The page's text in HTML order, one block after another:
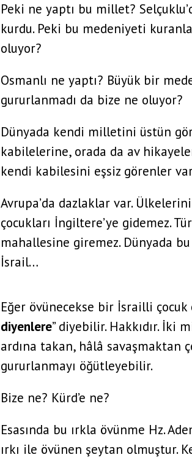
Peki ne yaptı bu millet?
kurdu. Peki bu medeniyeti
oluyor?
Osmanlı ne yaptı? Büyük bir
gururlanmadı da bize ne oluyor?
Dünyada kendi milletini üstün
kabilelerine, orada da av
kendi kabilesini eşsiz görenler
Avrupa’da dazlaklar var.
çocukları İngiltere’ye gidemez.
mahallesine giremez. Dünyada
İsrail…
Eğer övünecekse bir İsrailli
diyenlere” diyebilir. Hakkıdır. İki
ardına takan, hâlâ savaşmaktan
gururlanmayı öğütleyebilir.
Bize ne? Kürd’e ne?
Esasında bu ırkla övünme Hz.
ırkı ile övünen şeytan olmuştur.